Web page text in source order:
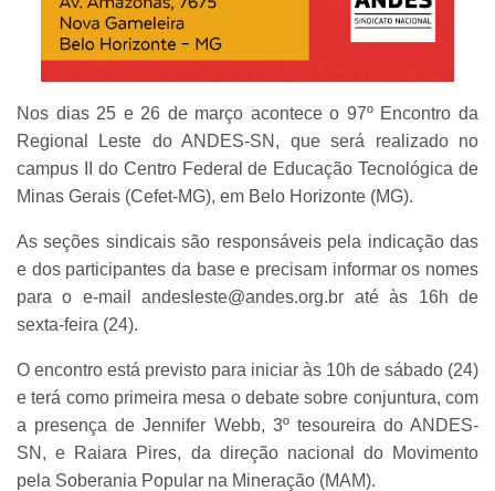
Nos dias 25 e 26 de março acontece o 97º Encontro da
Regional Leste do ANDES-SN, que será realizado no
campus II do Centro Federal de Educação Tecnológica de
Minas Gerais (Cefet-MG), em Belo Horizonte (MG).
As seções sindicais são responsáveis pela indicação das
e dos participantes da base e precisam informar os nomes
para o e-mail andesleste@andes.org.br até às 16h de
sexta-feira (24).
O encontro está previsto para iniciar às 10h de sábado (24)
e terá como primeira mesa o debate sobre conjuntura, com
a presença de Jennifer Webb, 3º tesoureira do ANDES-
SN, e Raiara Pires, da direção nacional do Movimento
pela Soberania Popular na Mineração (MAM).